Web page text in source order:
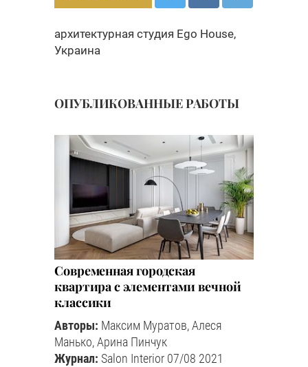
архитектурная студия Ego House,
Украина
ОПУБЛИКОВАННЫЕ РАБОТЫ
Современная городская
квартира c элементами вечной
классики
Авторы: Максим Муратов, Алеся
Манько, Арина Пинчук
Журнал: Salon Interior 07/08 2021